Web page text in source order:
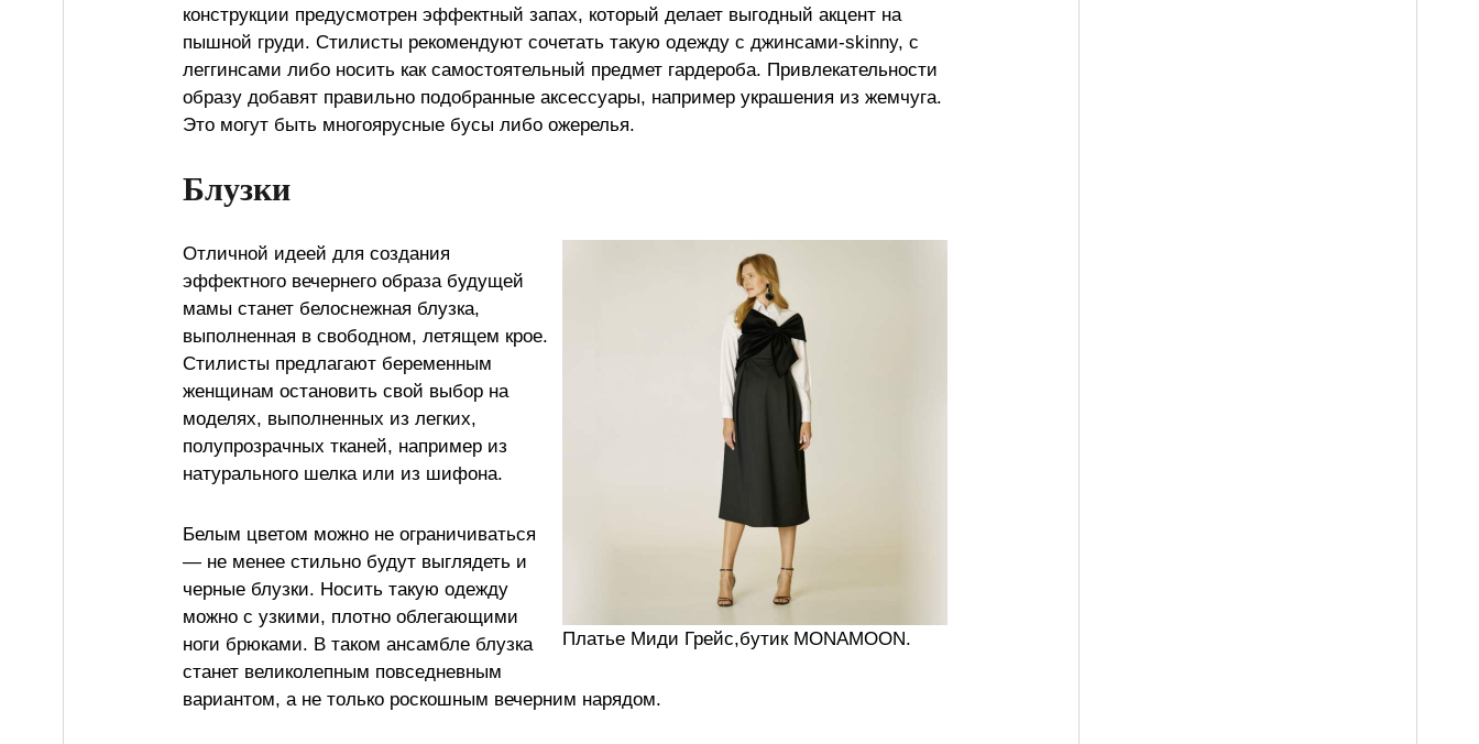
конструкции предусмотрен эффектный запах, который делает выгодный акцент на
пышной груди. Стилисты рекомендуют сочетать такую одежду с джинсами-skinny, с
леггинсами либо носить как самостоятельный предмет гардероба. Привлекательности
образу добавят правильно подобранные аксессуары, например украшения из жемчуга.
Это могут быть многоярусные бусы либо ожерелья.
Блузки
Платье Миди Грейс,бутик MONAMOON.
Отличной идеей для создания
эффектного вечернего образа будущей
мамы станет белоснежная блузка,
выполненная в свободном, летящем крое.
Стилисты предлагают беременным
женщинам остановить свой выбор на
моделях, выполненных из легких,
полупрозрачных тканей, например из
натурального шелка или из шифона.
Белым цветом можно не ограничиваться
— не менее стильно будут выглядеть и
черные блузки. Носить такую одежду
можно с узкими, плотно облегающими
ноги брюками. В таком ансамбле блузка
станет великолепным повседневным
вариантом, а не только роскошным вечерним нарядом.